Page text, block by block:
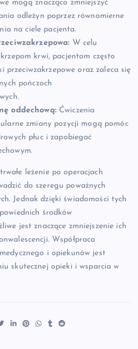
mogą znacząco zmniejszyć
odleżyn poprzez równomierne
na ciele pacjenta.
W celu
krwi, pacjentom często
przeciwzakrzepowe oraz zaleca się
pończoch
oddechową:Ćwiczenia
zmiany pozycji mogą pomóc
płuc i zapobiegać
leżenie po operacjach
do szeregu poważnych
Jednak dzięki świadomości tych
środków
jest znaczące zmniejszenie ich
Współpraca
i opiekunów jest
skutecznej opieki i wsparcia w